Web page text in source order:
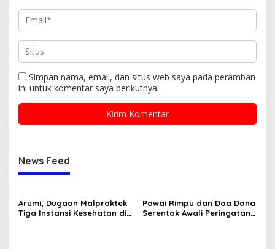
Simpan nama, email, dan situs web saya pada peramban
ini untuk komentar saya berikutnya.
News Feed
Arumi, Dugaan Malpraktek
Tiga Instansi Kesehatan di
Pawai Rimpu dan Doa Dana
Serentak Awali Peringatan